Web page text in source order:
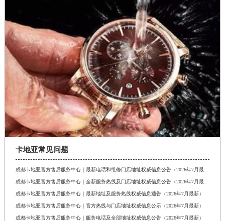
卡地亚常见问题
成都卡地亚官方售后服务中心｜最新地址及服务热线权威信息通告（2026年7月最新）
成都卡地亚官方售后服务中心｜官方热线与门店地址权威信息公示（2026年7月最新）
成都卡地亚官方售后服务中心｜服务电话及全部地址权威信息公告（2026年7月最新）